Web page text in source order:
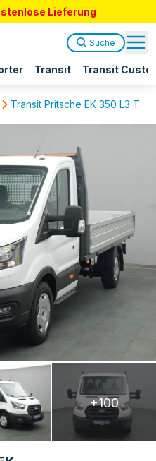
Lieferung
Transit Transit
Suche
Transit Pritsche EK 350 L3
+100